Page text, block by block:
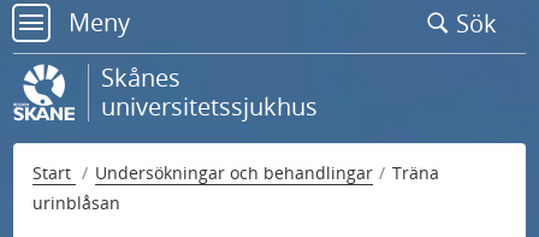
Gå
till
sidans
innehåll
Meny
Sök
meny
Skånes
universitetssjukhus
Start Undersökningar och behandlingar
Träna
urinblåsan